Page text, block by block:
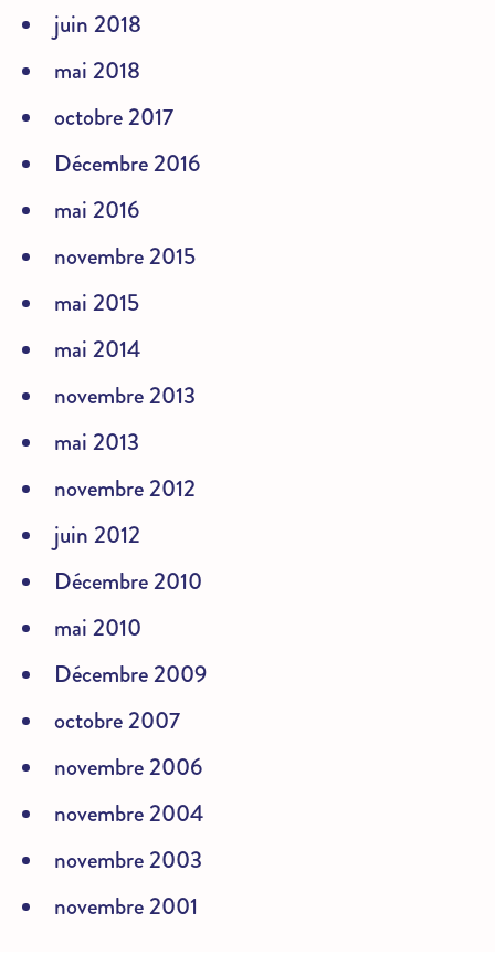
juin 2018
mai 2018
octobre 2017
Décembre 2016
mai 2016
novembre 2015
mai 2015
mai 2014
novembre 2013
mai 2013
novembre 2012
juin 2012
Décembre 2010
mai 2010
Décembre 2009
octobre 2007
novembre 2006
novembre 2004
novembre 2003
novembre 2001